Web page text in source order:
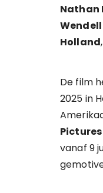
Nathan
Holland,
De film
2025 in
vanaf 9